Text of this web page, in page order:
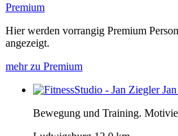
Premium
Hier werden vorrangig Premium
angezeigt.
mehr zu Premium
Bewegung und Training.